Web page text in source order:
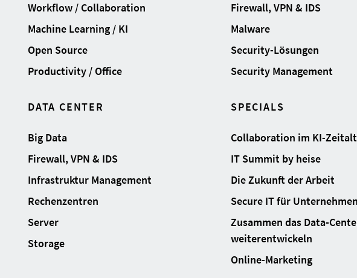
Workflow / Collaboration
Machine Learning / KI
Open Source
Productivity / Office
Firewall, VPN & IDS
Malware
Security-Lösungen
Security Management
DATA CENTER
Big Data
Firewall, VPN & IDS
Infrastruktur Management
Rechenzentren
Server
Storage
SPECIALS
Collaboration im KI-
IT Summit by heise
Die Zukunft der Arbeit
Secure IT für Unternehmen
Zusammen das Data-
weiterentwickeln
Online-Marketing